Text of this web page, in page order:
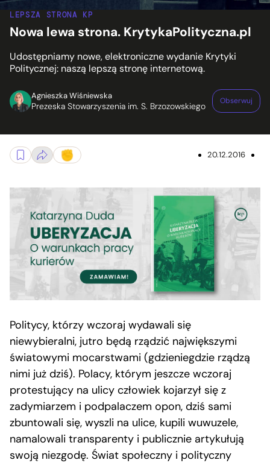
LEPSZA STRONA KP
Nowa lewa strona. KrytykaPolityczna.pl
Udostępniamy nowe, elektroniczne wydanie Krytyki
Politycznej: naszą lepszą stronę internetową.
Agnieszka Wiśniewska
Prezeska Stowarzyszenia im. S. Brzozowskiego Obserwuj
20.12.2016
Politycy, którzy wczoraj wydawali się
niewybieralni, jutro będą rządzić największymi
światowymi mocarstwami (gdzieniegdzie rządzą
nimi już dziś). Polacy, którym jeszcze wczoraj
protestujący na ulicy człowiek kojarzył się z
zadymiarzem i podpalaczem opon, dziś sami
zbuntowali się, wyszli na ulice, kupili wuwuzele,
namalowali transparenty i publicznie artykułują
swoją niezgodę. Świat społeczny i polityczny